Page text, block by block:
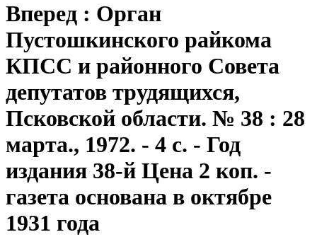
Вперед : Орган
Пустошкинского райкома
КПСС и районного Совета
депутатов трудящихся,
Псковской области. № 38 : 28
марта., 1972. - 4 с. - Год
издания 38-й Цена 2 коп. -
газета основана в октябре
1931 года